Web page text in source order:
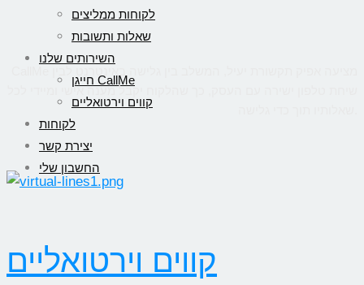
לקוחות ממליצים
שאלות ותשובות
השירותים שלנו
חייגן CallMe
קווים וירטואליים
לקוחות
יצירת קשר
החשבון שלי
שיחת טלפון ישירה עם העסק, כך שהלקוח יקבל מענה אישי ומיידי לכל
קווים וירטואליים